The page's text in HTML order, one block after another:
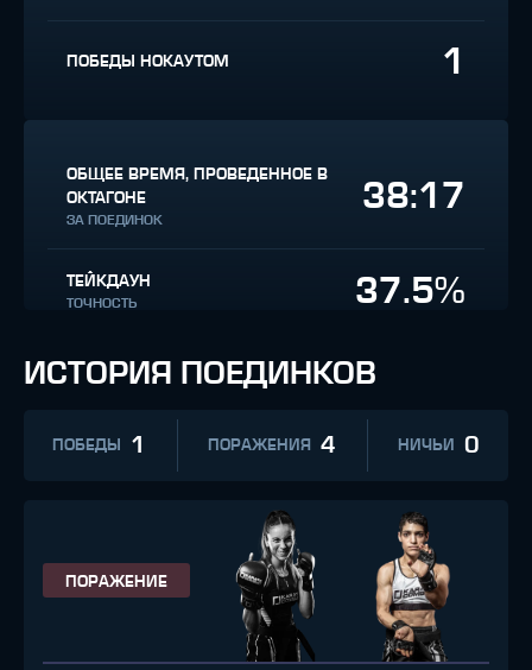
ПОБЕДЫ НОКАУТОМ 1
ОБЩЕЕ ВРЕМЯ, ПРОВЕДЕННОЕ В
ОКТАГОНЕ
ЗА ПОЕДИНОК
38:17
ТЕЙКДАУН
ТОЧНОСТЬ 37.5%
ИСТОРИЯ ПОЕДИНКОВ
ПОБЕДЫ 1 ПОРАЖЕНИЯ 4 НИЧЬИ 0
ПОРАЖЕНИЕ